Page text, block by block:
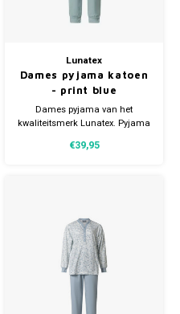
Lunatex
Dames pyjama katoen
- print blue
Dames pyjama van het
kwaliteitsmerk Lunatex. Pyjama
knoopjes) en is verkrijgbaar in
€39,95